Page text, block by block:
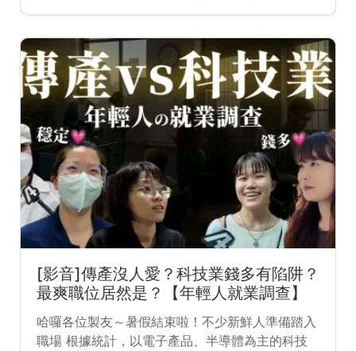
[影音]傳產沒人愛？科技業錢多有陷阱？
最爽職位居然是？【年輕人就業調查】
哈囉各位製友～暑假結束啦！不少新鮮人準備踏入
職場 根據統計，以電子產品、半導體為主的科技